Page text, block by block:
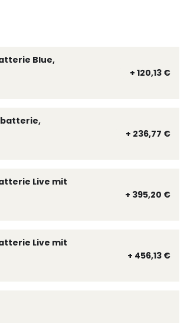
Blue,
+ 120,13 €
+ 236,77 €
Live mit
+ 395,20 €
Live mit
+ 456,13 €